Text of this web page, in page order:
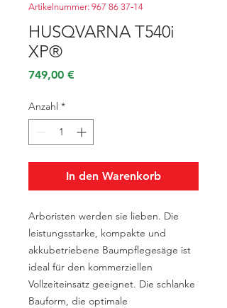
Artikelnummer: 967 86 37‑14
HUSQVARNA T540i
XP®
749,00 €Preis
Anzahl *
In den Warenkorb
Arboristen werden sie lieben. Die
leistungsstarke, kompakte und
akkubetriebene Baumpflegesäge ist
ideal für den kommerziellen
Vollzeiteinsatz geeignet. Die schlanke
Bauform, die optimale